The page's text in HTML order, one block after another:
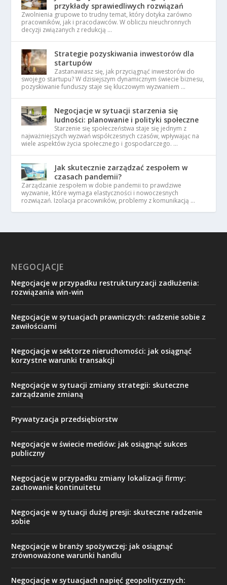
przykłady sprawiedliwych rozwiązań
Zwolnienia grupowe to trudny temat, który dotyka zarówno
pracowników, jak i pracodawców. W obliczu nieuchronnych
decyzji związanych z redukcją …
Strategie pozyskiwania inwestorów dla
startupów
Zastanawiasz się, jak przyciągnąć inwestorów do
swojego startupu? W dzisiejszym dynamicznym świecie biznesu,
pozyskiwanie funduszy staje się kluczowym wyzwaniem …
Negocjacje w sytuacji starzenia się
ludności: planowanie i polityki społeczne
Starzenie się społeczeństwa staje się jednym z
najważniejszych wyzwań współczesnych czasów, wpływając na
wiele aspektów życia społecznego i gospodarczego. …
Jak skutecznie zarządzać zespołem w
czasach pandemii?
Zarządzanie zespołem w dobie pandemii to prawdziwe
wyzwanie, które wymaga elastyczności i nowoczesnych
rozwiązań. Izolacja pracowników, problemy z komunikacją …
NEGOCJACJE
Negocjacje w przypadku restrukturyzacji zadłużenia:
rozwiązania win-win
Negocjacje w sytuacjach prawniczych: radzenie sobie z
zawiłościami
Negocjacje w sektorze nieruchomości: jak osiągnąć
korzystne warunki transakcji
Negocjacje w sytuacji zmiany strategii: skuteczne
zarządzanie zmianą
Prywatyzacja przedsiębiorstw
Negocjacje w świecie mediów: jak osiągnąć sukces
publiczny
Negocjacje w przypadku zmiany lokalizacji firmy:
zachowanie kontinuitetu
Negocjacje w sytuacji dużej presji: skuteczne radzenie
sobie
Negocjacje w branży spożywczej: jak osiągnąć
zrównoważone warunki handlu
Negocjacje w sytuacjach napięć geopolitycznych: